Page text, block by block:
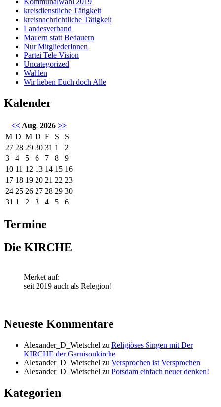
kreisdienstliche Tätigkeit
kreisnachrichtliche Tätigkeit
Landesverband
Mauern statt Bedauern
Nur MitgliederInnen
Partei Tele Vision
Uncategorized
Wahlen
Wir lieben Euch doch Alle
Kalender
<< Aug. 2026 >>
M D M D F S
S
27 28 29 30 31 1
2
3
4 5 6 7 8
9
10 11 12 13 14 15 16
17 18 19 20 21 22 23
24 25 26 27 28 29 30
31 1 2 3 4 5 6
Termine
Die KIRCHE
Merket auf:
seit 2019 auch als Relegion!
Neueste Kommentare
Alexander_D_Wietschel zu Religiöses Singen mit Der
KIRCHE der Garnisonkirche
Alexander_D_Wietschel zu Versprochen ist Versprochen
Alexander_D_Wietschel zu Potsdam einfach neuer denken!
Kategorien